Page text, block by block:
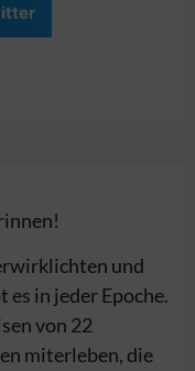
und
es in jeder Epoche.
von 22
miterleben, die